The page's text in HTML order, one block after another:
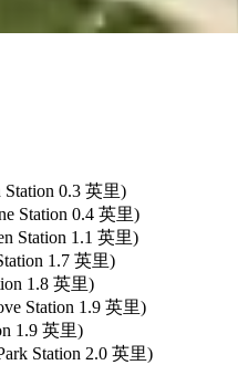
0.3 英里)
Station 0.4 英里)
Station 1.1 英里)
1.7 英里)
1.8 英里)
Station 1.9 英里)
1.9 英里)
Station 2.0 英里)